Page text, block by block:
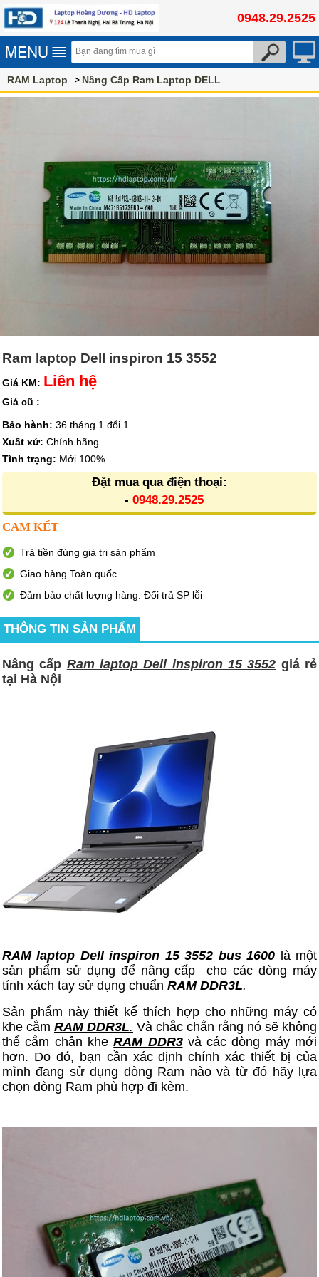
0948.29.2525
RAM Laptop Nâng Cấp Ram Laptop DELL
Ram laptop Dell inspiron 15 3552
Giá KM: Liên hệ
Giá cũ :
Bảo hành: 36 tháng 1 đổi 1
Xuất xứ: Chính hãng
Tình trạng: Mới 100%
Đặt mua qua điện thoại:
- 0948.29.2525
CAM KẾT
Trả tiền đúng giá trị sản phẩm
Giao hàng Toàn quốc
Đảm bảo chất lượng hàng. Đổi trả SP lỗi
THÔNG TIN SẢN PHẨM
Nâng cấp Ram laptop Dell inspiron 15 3552 giá rẻ
tại Hà Nội
RAM laptop Dell inspiron 15 3552 bus 1600 là một
sản phẩm sử dụng để nâng cấp cho các dòng máy
tính xách tay sử dụng chuẩn RAM DDR3L.
Sản phẩm này thiết kế thích hợp cho những máy có
khe cắm RAM DDR3L. Và chắc chắn rằng nó sẽ không
thể cắm chân kheRAM DDR3 và các dòng máy mới
hơn. Do đó, bạn cần xác định chính xác thiết bị của
mình đang sử dụng dòng Ram nào và từ đó hãy lựa
chọn dòng Ram phù hợp đi kèm.